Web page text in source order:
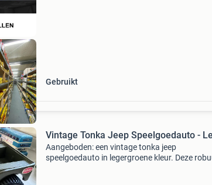
Gebruikt
Vintage Tonka Jeep Speelgoedauto -
Aangeboden: een vintage tonka jeep
speelgoedauto in legergroene kleur. Deze